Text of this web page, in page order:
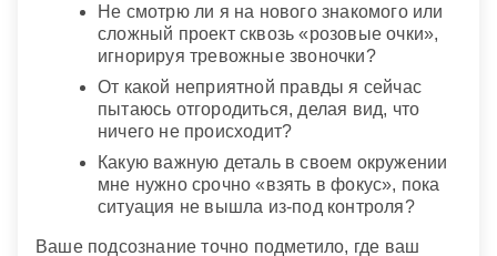
Не смотрю ли я на нового знакомого или
сложный проект сквозь «розовые очки»,
игнорируя тревожные звоночки?
От какой неприятной правды я сейчас
пытаюсь отгородиться, делая вид, что
ничего не происходит?
Какую важную деталь в своем окружении
мне нужно срочно «взять в фокус», пока
ситуация не вышла из-под контроля?
Ваше подсознание точно подметило, где ваш